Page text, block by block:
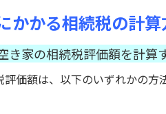
かかる相続税の計
き家の相続税評価額を計算
価額は、以下のいずれかの方